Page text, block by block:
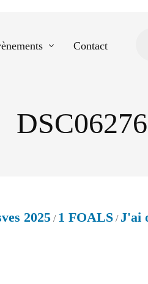
Contact
DSC06276
2025 / 1 FOALS / J'ai